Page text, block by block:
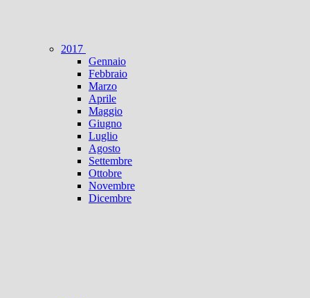
2017
Gennaio
Febbraio
Marzo
Aprile
Maggio
Giugno
Luglio
Agosto
Settembre
Ottobre
Novembre
Dicembre